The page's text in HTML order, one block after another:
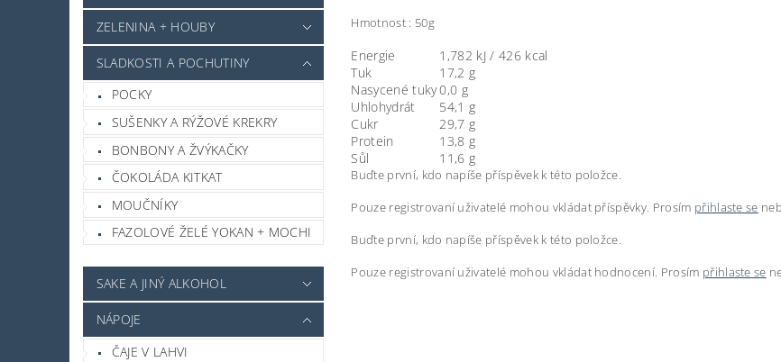
ZELENINA + HOUBY
SLADKOSTI A POCHUTINY
POCKY
SUŠENKY A RÝŽOVÉ KREKRY
BONBONY A ŽVÝKAČKY
ČOKOLÁDA KITKAT
MOUČNÍKY
FAZOLOVÉ ŽELÉ YOKAN + MOCHI
SAKE A JINÝ ALKOHOL
NÁPOJE
ČAJE V LAHVI
Hmotnost : 50g
Energie
1,782 kJ / 426 kcal
Tuk
17,2 g
Nasycené tuky0,0 g
Uhlohydrát
54,1 g
Cukr
29,7 g
Protein
13,8 g
Sůl
11,6 g
Buďte první, kdo napíše příspěvek k této položce.
Pouze registrovaní uživatelé mohou vkládat příspěvky. Prosím přihlaste se
Buďte první, kdo napíše příspěvek k této položce.
Pouze registrovaní uživatelé mohou vkládat hodnocení. Prosím přihlaste se